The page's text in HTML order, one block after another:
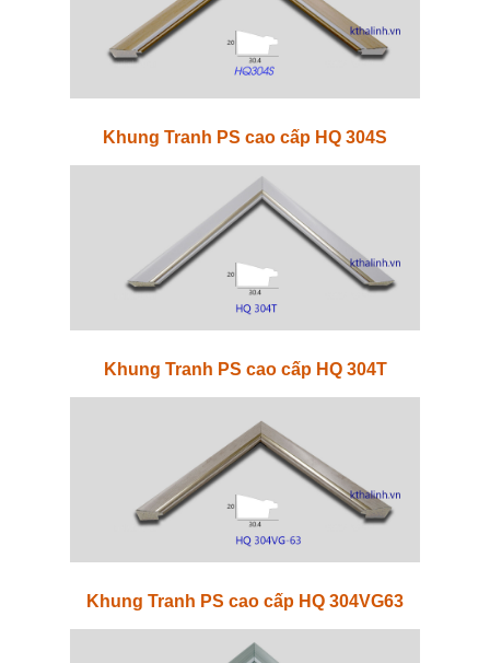
Khung Tranh PS cao cấp HQ 304S
Khung Tranh PS cao cấp HQ 304T
Khung Tranh PS cao cấp HQ 304VG63